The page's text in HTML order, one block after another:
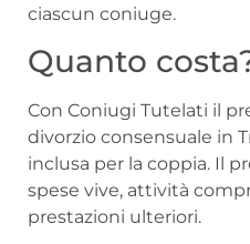
ciascun coniuge.
Quanto
Con Coniugi Tutelati il
divorzio consensuale in
inclusa per la coppia. Il
spese vive, attività
prestazioni ulteriori.